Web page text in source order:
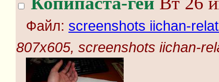
Файл: screenshots iichan-
807x605, screenshots iichan-